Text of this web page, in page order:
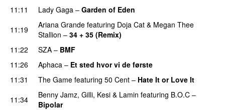
11:11 Lady Gaga – Garden of Eden
11:19
Ariana Grande featuring Doja Cat & Megan Thee
Stallion – 34 + 35 (Remix)
11:22
SZA – BMF
11:26
Aphaca – Et sted hvor vi de første
11:31
The Game featuring 50 Cent – Hate It or Love It
11:34
Benny Jamz, Gilli, Kesi & Lamin featuring B.O.C –
Bipolar